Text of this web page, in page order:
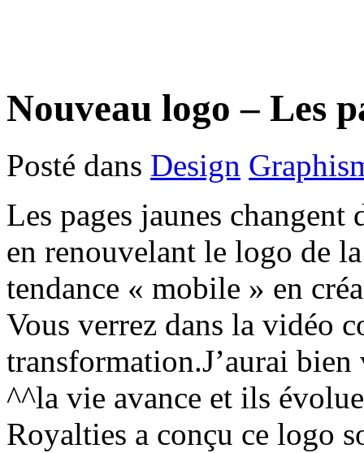
Nouveau logo – Les
Posté dans Design
Les pages jaunes changent
en renouvelant le logo de
tendance « mobile » en
Vous verrez dans la vidéo
transformation.J’aurai
^^la vie avance et ils
Royalties a conçu ce logo